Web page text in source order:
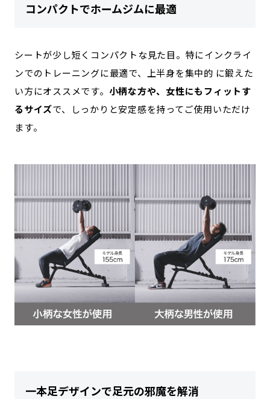
コンパクトでホームジムに最適
シートが少し短くコンパクトな見た目。特にインクライ
ンでのトレーニングに最適で、上半身を集中的 に鍛えた
い方にオススメです。 小柄な方や、女性にもフィットす
るサイズで、しっかりと安定感を持ってご使用いただけ
ます。
一本足デザインで足元の邪魔を解消